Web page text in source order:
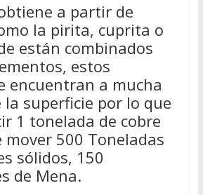
a partir de
la pirita, cuprita o
están combinados
estos
encuentran a mucha
superficie por lo que
1 tonelada de cobre
mover 500 Toneladas
sólidos, 150
de Mena.